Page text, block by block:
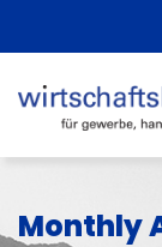
Monthly